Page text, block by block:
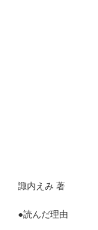
諏内えみ 著
●読んだ理由